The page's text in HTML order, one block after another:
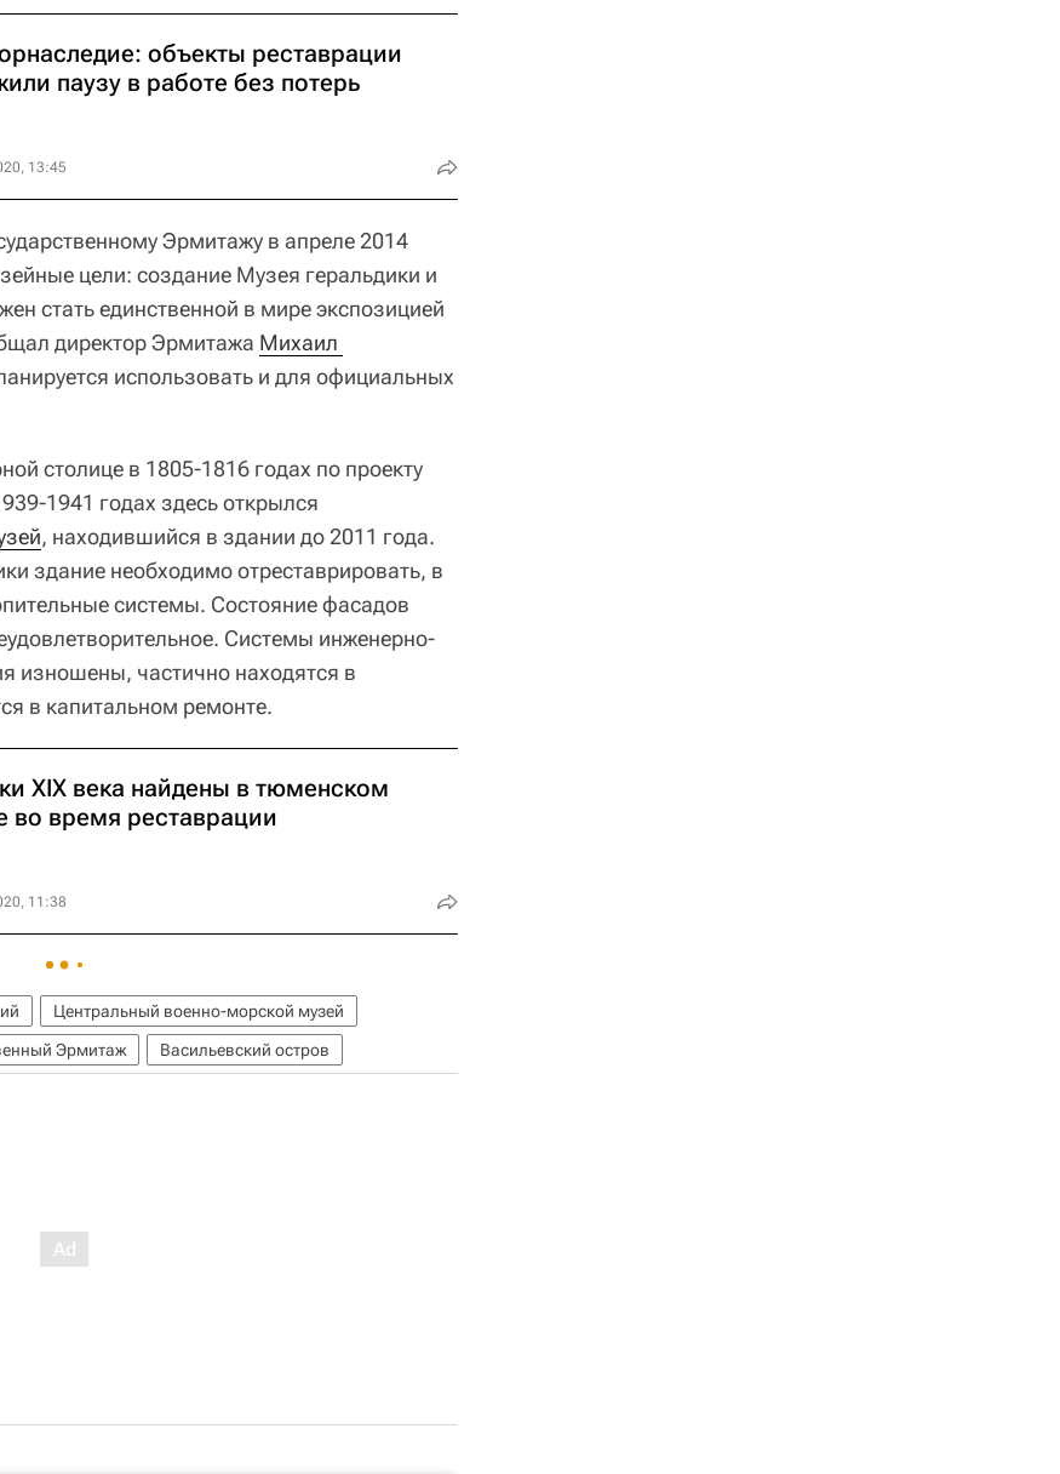
объекты реставрации
паузу в работе без потерь
13:45
Эрмитажу в апреле 2014
цели: создание Музея геральдики и
стать единственной в мире экспозицией
директор Эрмитажа Михаил
использовать и для официальных
столице в 1805-1816 годах по проекту
1941 годах здесь открылся
, находившийся в здании до 2011 года.
здание необходимо отреставрировать, в
системы. Состояние фасадов
Системы инженерно-
изношены, частично находятся в
в капитальном ремонте.
XIX века найдены в тюменском
во время реставрации
11:38
Центральный военно-морской музей
Эрмитаж Васильевский остров